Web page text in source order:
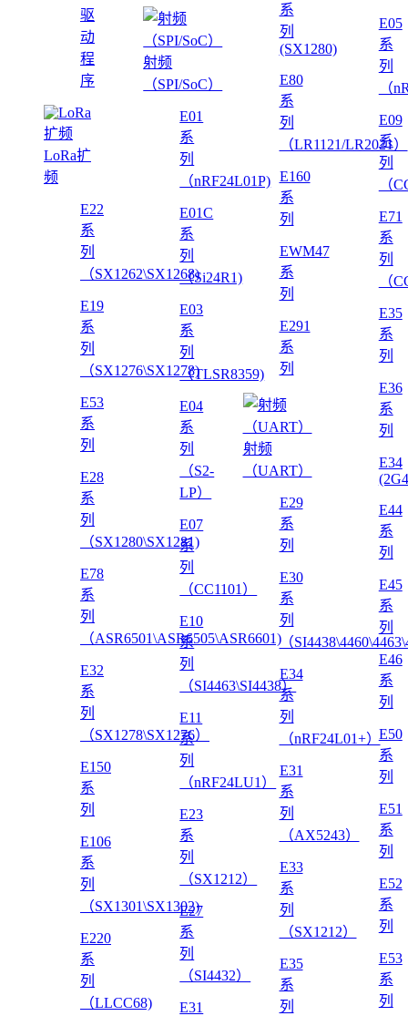
驱
动
程
序
LoRa扩
频
E22
系
列
（SX1262\SX1268)
E19
系
列
（SX1276\SX1278)
E53
系
列
E28
系
列
（SX1280\SX1281)
E78
系
列
（ASR6501\ASR6505\ASR6601)
E32
系
列
（SX1278\SX1276）
E150
系
列
E106
系
列
（SX1301\SX1302)
E220
系
列
（LLCC68)
射频
（SPI/SoC）
E01
系
列
（nRF24L01P)
E01C
系
列
（Si24R1)
E03
系
列
（TLSR8359)
E04
系
列
（S2-
LP）
E07
系
列
（CC1101）
E10
系
列
（SI4463\SI4438）
E11
系
列
（nRF24LU1）
E23
系
列
（SX1212）
E27
系
列
（SI4432）
E31
系
列
(SX1280)
E80
系
列
（LR1121/LR2021）
E160
系
列
EWM47
系
列
E291
系
列
射频
（UART）
E29
系
列
E30
系
列
（
E34
系
列
（nRF24L01+）
E31
系
列
（AX5243）
E33
系
列
（SX1212）
E35
系
列
E05
系
列
（
E09
系
列
（
E71
系
列
（
E35
系
列
E36
系
列
E34
E44
系
列
E45
系
列
E46
系
列
E50
系
列
E51
系
列
E52
系
列
E53
系
列